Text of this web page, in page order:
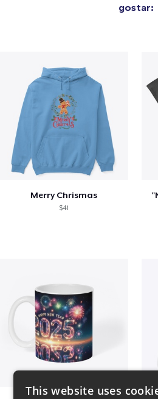
gostar:
Merry Chrismas
$41
This website uses